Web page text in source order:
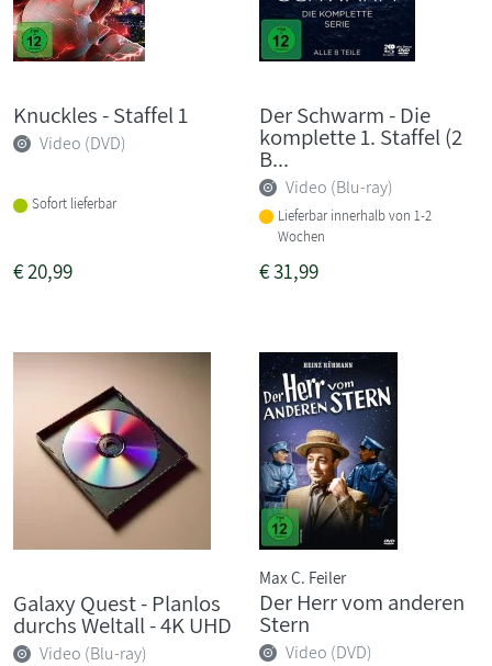
Knuckles - Staffel 1
Video (DVD)
Sofort lieferbar
€20,99
Der Schwarm - Die
komplette 1. Staffel (2
B...
Video (Blu-ray)
Lieferbar innerhalb von 1-2
Wochen
€31,99
Galaxy Quest - Planlos
durchs Weltall - 4K UHD
Video (Blu-ray)
Max C. Feiler
Der Herr vom anderen
Stern
Video (DVD)